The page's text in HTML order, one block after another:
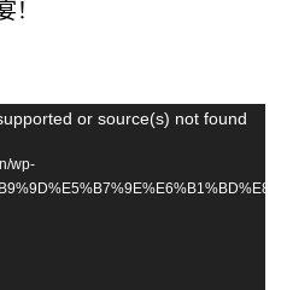
！
or source(s) not found
wp-